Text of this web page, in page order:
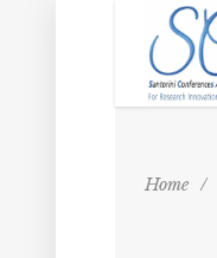
Home /